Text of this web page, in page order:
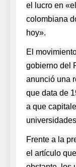
el lucro en
colombiana
hoy».
El
gobierno del
anunció una
que data de
a que
Frente a la
el artículo